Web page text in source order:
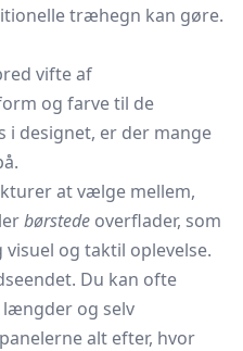
træhegn kan gøre.
vifte af
og farve til de
i designet, er der mange
at vælge mellem,
børstede overflader, som
og taktil oplevelse.
Du kan ofte
og selv
alt efter, hvor